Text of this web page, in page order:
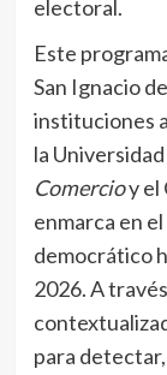
electoral.
Este
San Ignacio
instituciones
la
Comercioy el
enmarca en
democrático
2026. A
para